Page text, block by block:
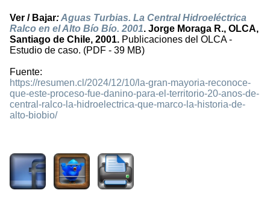
Ver / Bajar:Aguas Turbias. La Central Hidroeléctrica
Ralco en el Alto Bío Bío. 2001. Jorge Moraga R., OLCA,
Santiago de Chile, 2001. Publicaciones del OLCA -
Estudio de caso. (PDF - 39 MB)
Fuente:
https://resumen.cl/2024/12/10/la-gran-mayoria-reconoce-
que-este-proceso-fue-danino-para-el-territorio-20-anos-de-
central-ralco-la-hidroelectrica-que-marco-la-historia-de-
alto-biobio/